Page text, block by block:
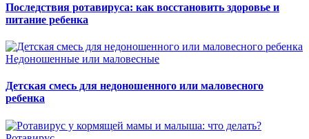
Последствия ротавируса: как восстановить здоровье и
питание ребенка
Недоношенные или маловесные
Детская смесь для недоношенного или маловесного
ребенка